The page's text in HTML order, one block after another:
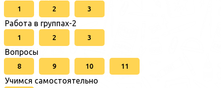
1 2 3
Работа в группах-2
1 2 3
Вопросы
8 9 10 11
Учимся самостоятельно